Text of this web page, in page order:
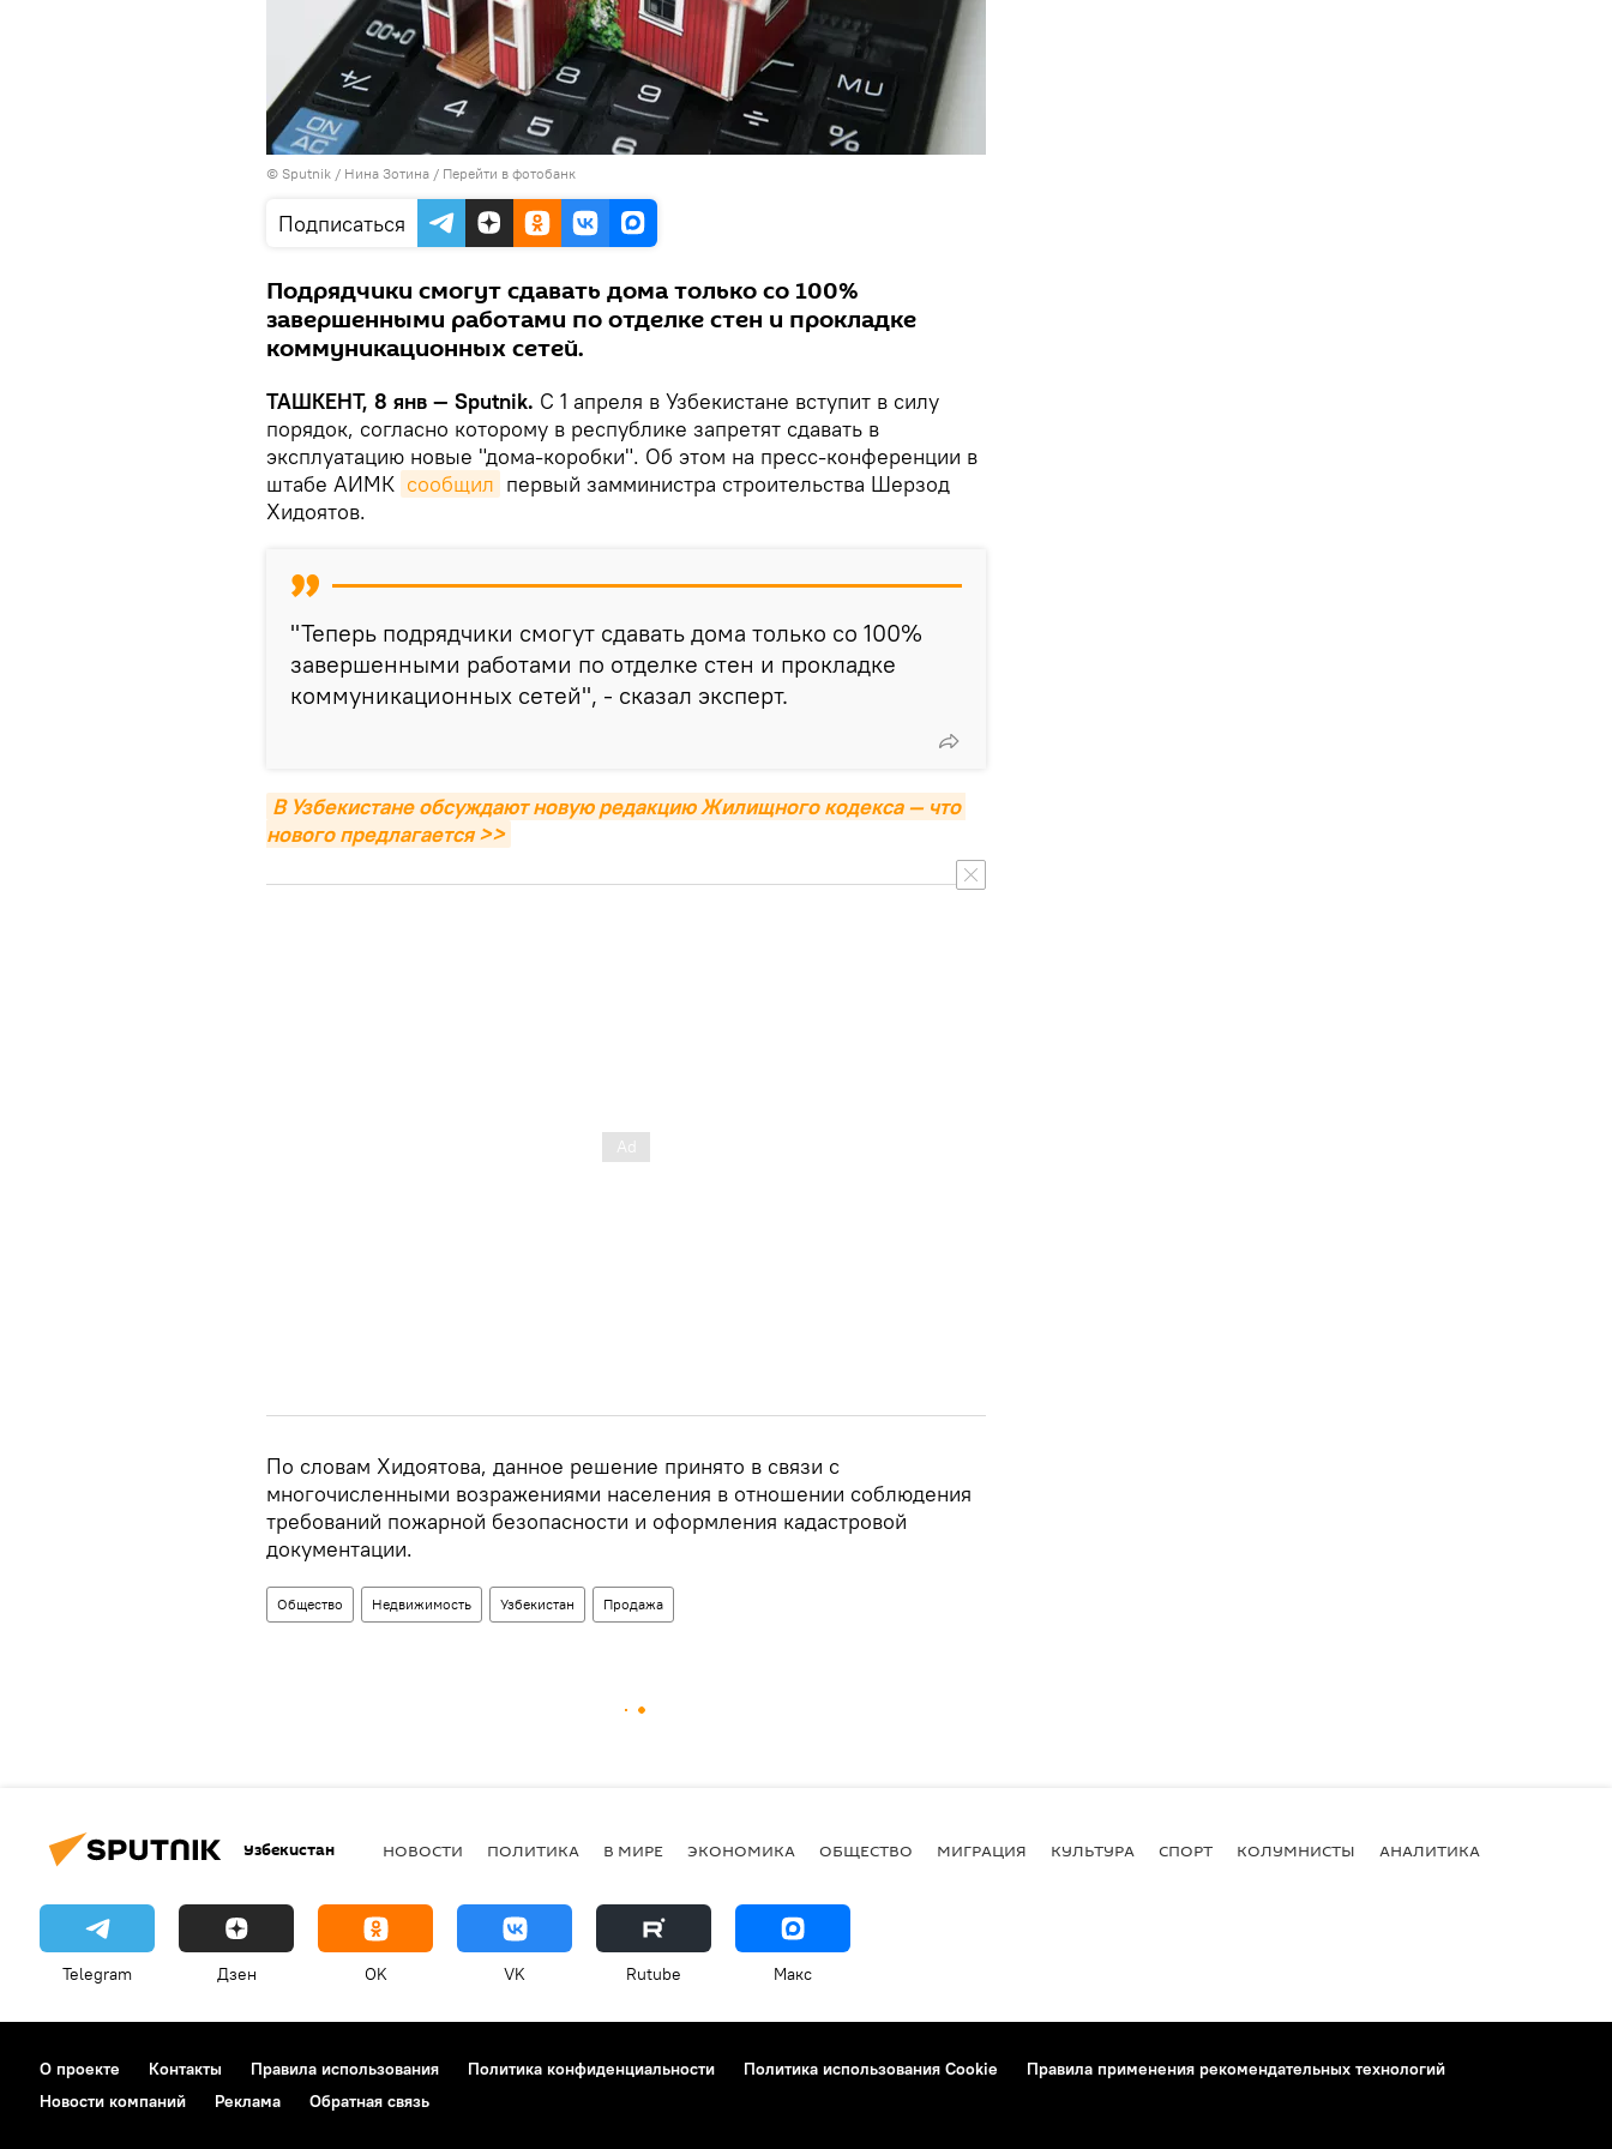
© Sputnik / Нина Зотина / Перейти в фотобанк
Подписаться
Подрядчики смогут сдавать дома только со 100%
завершенными работами по отделке стен и прокладке
коммуникационных сетей.
ТАШКЕНТ, 8 янв — Sputnik. С 1 апреля в Узбекистане вступит в силу
порядок, согласно которому в республике запретят сдавать в
эксплуатацию новые "дома-коробки". Об этом на пресс-конференции в
штабе АИМК сообщил первый замминистра строительства Шерзод
Хидоятов.
"Теперь подрядчики смогут сдавать дома только со 100%
завершенными работами по отделке стен и прокладке
коммуникационных сетей", - сказал эксперт.
В Узбекистане обсуждают новую редакцию Жилищного кодекса — что
нового предлагается >>
По словам Хидоятова, данное решение принято в связи с
многочисленными возражениями населения в отношении соблюдения
требований пожарной безопасности и оформления кадастровой
документации.
Общество Недвижимость Узбекистан Продажа
Узбекистан НОВОСТИ ПОЛИТИКА В МИРЕ ЭКОНОМИКА ОБЩЕСТВО МИГРАЦИЯ КУЛЬТУРА СПОРТ КОЛУМНИСТЫ АНАЛИТИКА
Telegram Дзен OK VK Rutube Макс
О проекте Контакты Правила использования Политика конфиденциальности Политика использования Cookie
Правила применения рекомендательных технологий
Новости компаний
Реклама Обратная связь